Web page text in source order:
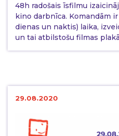
48h radošais īsfilmu
kino darbnīca. Komandām
dienas un naktis) laika,
un tai atbilstošu filmas
29.08.2020